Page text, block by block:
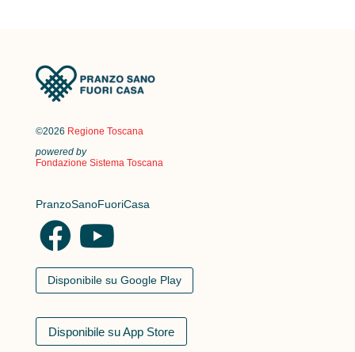
©2026 Regione Toscana
powered by
Fondazione Sistema Toscana
PranzoSanoFuoriCasa
Disponibile su Google Play
Disponibile su App Store